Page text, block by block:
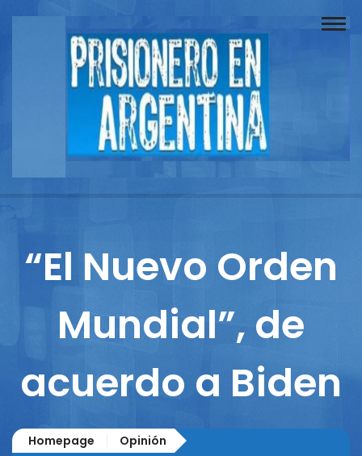
Buscador
Documentos
Reportajes
Columnistas
“El Nuevo Orden
Mundial”, de
acuerdo a Biden
Homepage
Opinión